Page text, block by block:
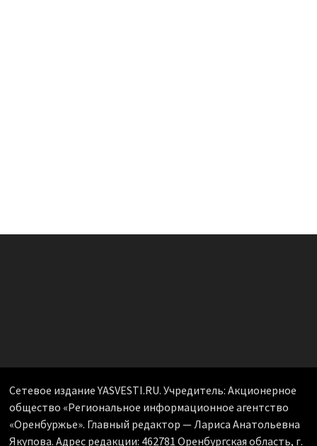
Сетевое издание YASVESTI.RU. Учредитель: Акционерное
общество «Региональное информационное агентство
«Оренбуржье». Главный редактор — Лариса Анатольевна
Якупова. Адрес редакции: 462781 Оренбургская область, г.